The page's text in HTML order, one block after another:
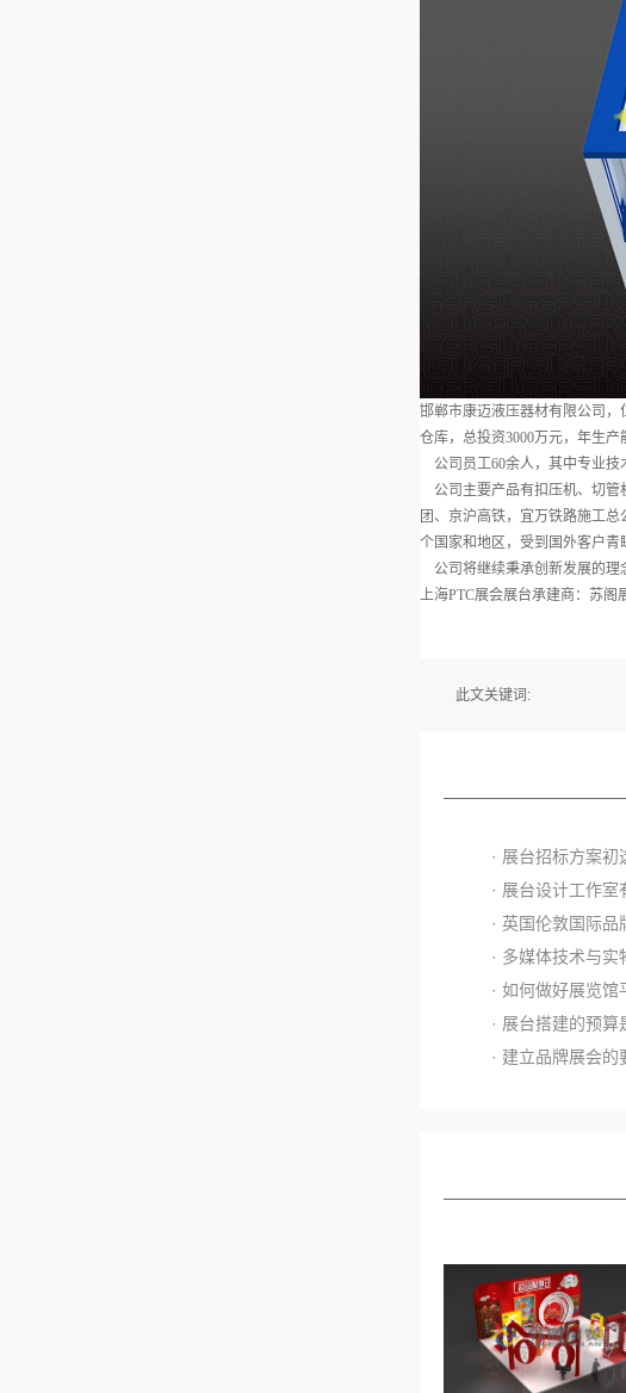
邯郸市康迈液压器材有限公司
仓库，总投资3000万元，年生产
公司员工60余人，其中专业技
公司主要产品有扣压机、切管
团、京沪高铁，宜万铁路施工
个国家和地区，受到国外客户青
公司将继续秉承创新发展的理
上海PTC展会展台承建商：苏阁
此文关键词:
· 展台招标方案
· 展台设计工作
· 英国伦敦国际
· 多媒体技术与
· 如何做好展览馆
· 展台搭建的预
· 建立品牌展会的